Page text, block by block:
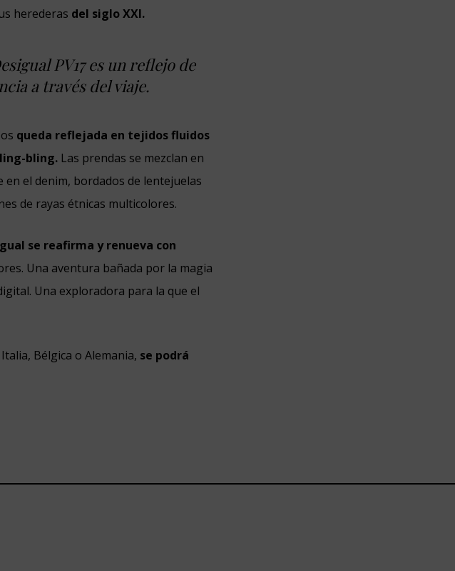
herederas del siglo XXI.
PV17 es un reflejo de
a través del viaje.
queda reflejada en tejidos fluidos
bling. Las prendas se mezclan en
el denim, bordados de lentejuelas
de rayas étnicas multicolores.
se reafirma y renueva con
Una aventura bañada por la magia
Una exploradora para la que el
Bélgica o Alemania, se podrá